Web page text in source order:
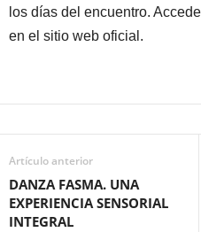
los días del encuentro.
en el sitio web oficial.
Artículo anterior
DANZA FASMA. UNA
EXPERIENCIA SENSORIAL
INTEGRAL